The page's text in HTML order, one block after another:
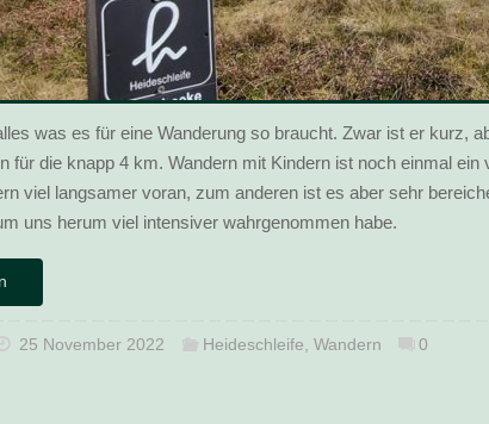
was es für eine Wanderung so braucht. Zwar ist er kurz,
für die knapp 4 km. Wandern mit Kindern ist noch einmal
viel langsamer voran, zum anderen ist es aber sehr
uns herum viel intensiver wahrgenommen habe.
25 November 2022 Heideschleife, Wandern 0